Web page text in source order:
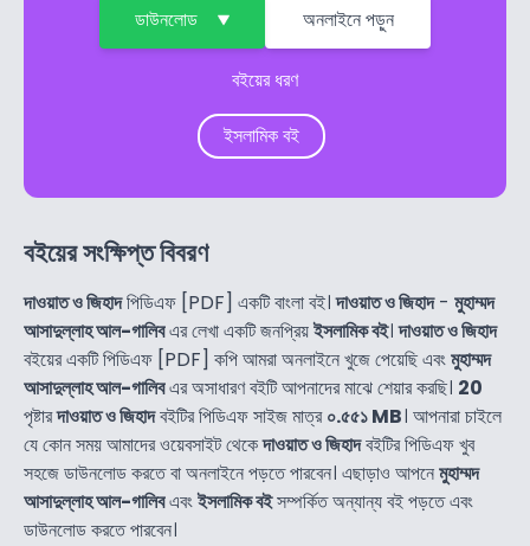
ডাউনলোড অনলাইনে পড়ুন
বইয়ের ধরণ
ইসলামিক বই
বইয়ের সংক্ষিপ্ত বিবরণ
দাওয়াত ও জিহাদপিডিএফ [PDF] একটি বাংলা বই।দাওয়াত ও জিহাদ- মুহাম্মদ
আসাদুল্লাহ আল-গালিবএর লেখা একটি জনপ্রিয়ইসলামিক বই।দাওয়াত ও জিহাদ
বইয়ের একটি পিডিএফ [PDF] কপি আমরা অনলাইনে খুজে পেয়েছি এবংমুহাম্মদ
আসাদুল্লাহ আল-গালিবএর অসাধারণ বইটি আপনাদের মাঝে শেয়ার করছি। 20
পৃষ্টারদাওয়াত ও জিহাদবইটির পিডিএফ সাইজ মাত্র০.৫৫১ MB। আপনারা চাইলে
যে কোন সময় আমাদের ওয়েবসাইট থেকেদাওয়াত ও জিহাদবইটির পিডিএফ খুব
সহজে ডাউনলোড করতে বা অনলাইনে পড়তে পারবেন। এছাড়াও আপনেমুহাম্মদ
আসাদুল্লাহ আল-গালিবএবংইসলামিক বইসম্পর্কিত অন্যান্য বই পড়তে এবং
ডাউনলোড করতে পারবেন।